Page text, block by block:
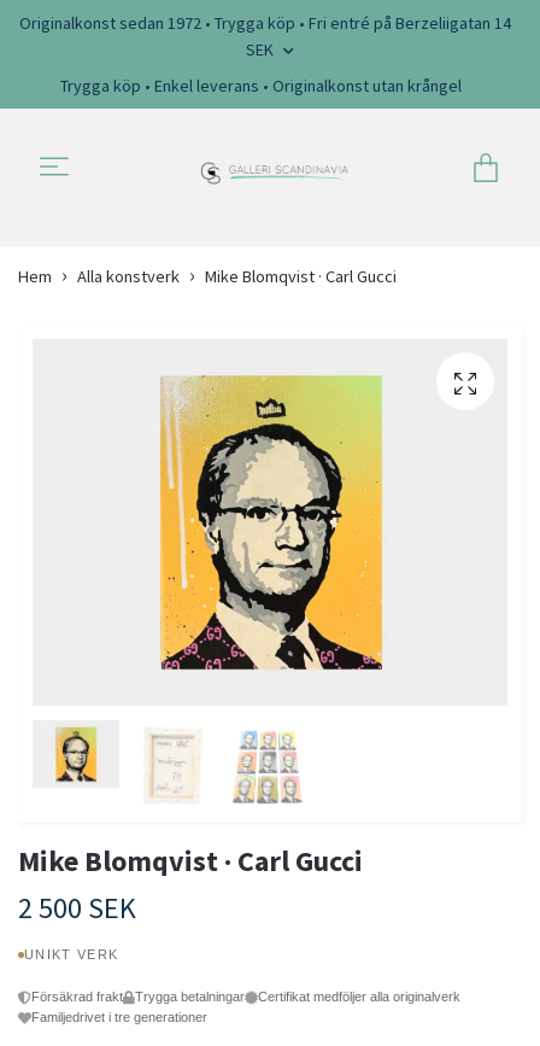
Originalkonst sedan 1972 • Trygga köp • Fri entré på Berzeliigatan 14
SEK
Trygga köp • Enkel leverans • Originalkonst utan krångel
Hem Alla konstverk Mike Blomqvist · Carl Gucci
Mike Blomqvist · Carl Gucci
2 500 SEK
UNIKT VERK
Försäkrad frakt Trygga betalningar
Certifikat medföljer alla originalverk
Familjedrivet i tre generationer